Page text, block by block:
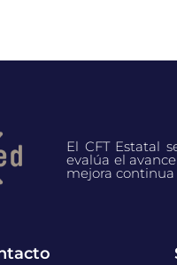
El CFT Estatal
evalúa el
mejora